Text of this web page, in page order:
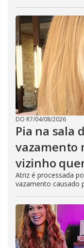
DO R7/04/08/2026
Pia na sala
vazamento
vizinho
Atriz é processada
vazamento causado